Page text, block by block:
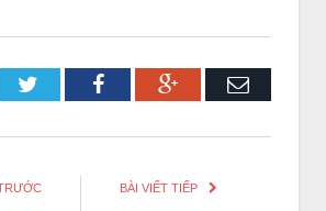
TwitterFacebookGoogle+Email
BÀI VIẾT TIẾP